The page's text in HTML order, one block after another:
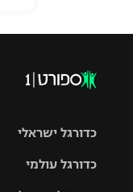
כדורגל ישראלי
כדורגל עולמי